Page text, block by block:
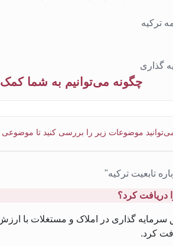
ترکیه
گذاری
چگونه می‌توانیم به شما کمک
موضوعات زیر را بررسی کنید تا موضوعی
تابعیت ترکیه"
دریافت کرد؟
سرمایه گذاری در املاک و مستغلات با ارزش
کرد.